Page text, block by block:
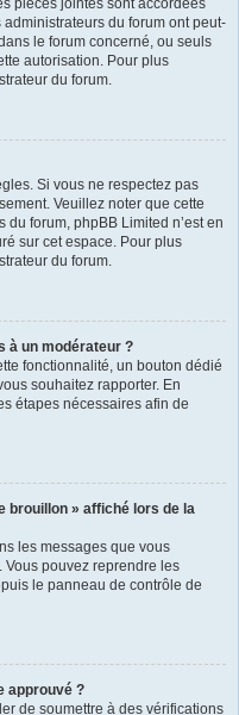
pièces jointes sont accordées
du forum ont peut-
le forum concerné, ou seuls
autorisation. Pour plus
du forum.
Si vous ne respectez pas
Veuillez noter que cette
du forum, phpBB Limited n’est en
sur cet espace. Pour plus
du forum.
à un modérateur ?
fonctionnalité, un bouton dédié
souhaitez rapporter. En
étapes nécessaires afin de
brouillon » affiché lors de la
les messages que vous
pouvez reprendre les
le panneau de contrôle de
approuvé ?
de soumettre à des vérifications